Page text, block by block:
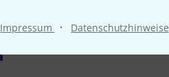
Impressum · Datenschutzhinweise